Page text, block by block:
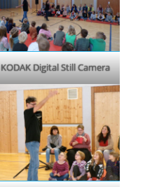
KODAK Digital Still Camera